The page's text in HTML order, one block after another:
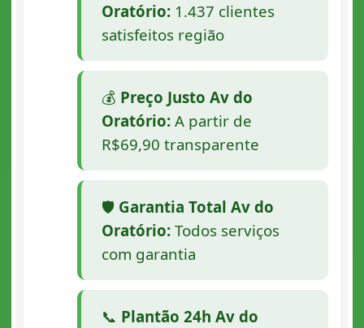
Oratório:1.437 clientes
satisfeitos região
💰 Preço Justo Av do
Oratório:A partir de
R$69,90 transparente
🛡️ Garantia Total Av do
Oratório:Todos serviços
com garantia
📞 Plantão 24h Av do